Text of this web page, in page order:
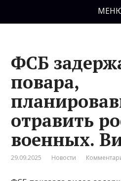
ФСБ
повара,
отравить
военных.
29.09.2025 Новости